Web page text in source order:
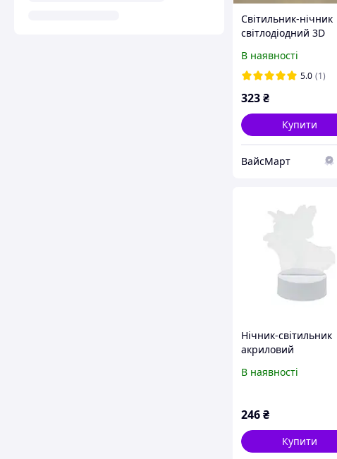
Світильник-нічник
світлодіодний 3D
акриловий USB
живлення 5 В. Білий
В наявності
5.0 (1)
323₴
Купити
ВайсМарт
Нічник-світильник
акриловий
Єдиноріг з USB
В наявності
246₴
Купити